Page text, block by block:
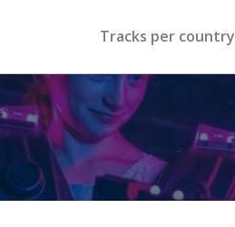
Tracks per country